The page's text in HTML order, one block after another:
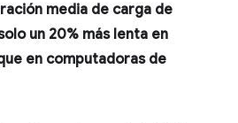
media de carga de
un 20% más lenta en
en computadoras de